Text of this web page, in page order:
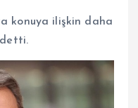
konuya ilişkin daha